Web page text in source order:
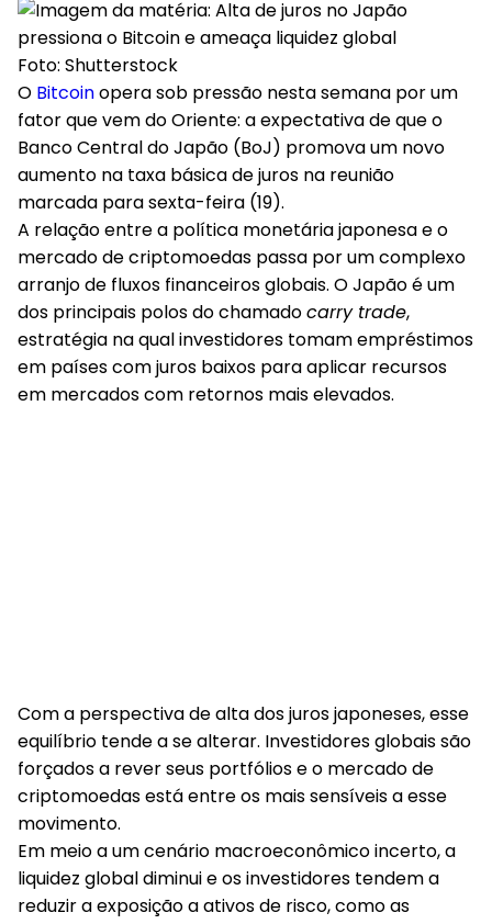
Foto: Shutterstock
O Bitcoinopera sob pressão nesta semana por um
fator que vem do Oriente: a expectativa de que o
Banco Central do Japão (BoJ) promova um novo
aumento na taxa básica de juros na reunião
marcada para sexta-feira (19).
A relação entre a política monetária japonesa e o
mercado de criptomoedas passa por um complexo
arranjo de fluxos financeiros globais. O Japão é um
dos principais polos do chamadocarry trade,
estratégia na qual investidores tomam empréstimos
em países com juros baixos para aplicar recursos
em mercados com retornos mais elevados.
Com a perspectiva de alta dos juros japoneses, esse
equilíbrio tende a se alterar. Investidores globais são
forçados a rever seus portfólios e o mercado de
criptomoedas está entre os mais sensíveis a esse
movimento.
Em meio a um cenário macroeconômico incerto, a
liquidez global diminui e os investidores tendem a
reduzir a exposição a ativos de risco, como as